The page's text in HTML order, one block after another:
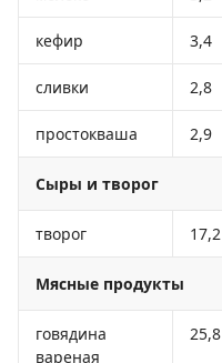
кефир 3,4
сливки 2,8
простокваша 2,9
Сыры и творог
творог 17,2
Мясные продукты
говядина
вареная
25,8